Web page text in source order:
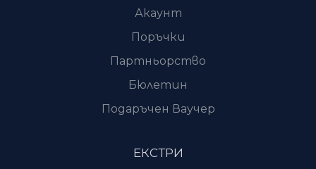
Акаунт
Поръчки
Партньорство
Бюлетин
Подаръчен Ваучер
ЕКСТРИ